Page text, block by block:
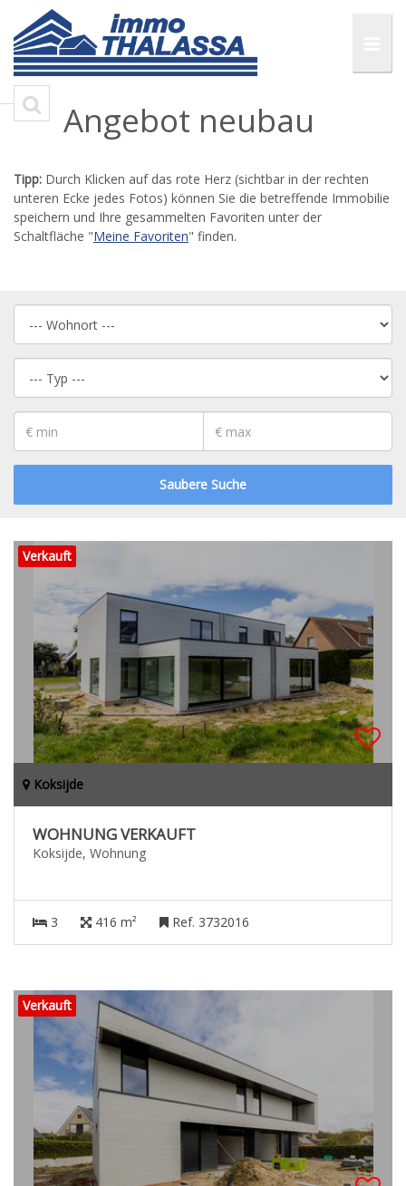
Angebot neubau
Tipp: Durch Klicken auf das rote Herz (sichtbar in der rechten
unteren Ecke jedes Fotos) können Sie die betreffende Immobilie
speichern und Ihre gesammelten Favoriten unter der
Schaltfläche "Meine Favoriten" finden.
Saubere Suche
Verkauft
Koksijde
WOHNUNG VERKAUFT
Koksijde, Wohnung
3 416 m² Ref. 3732016
Verkauft